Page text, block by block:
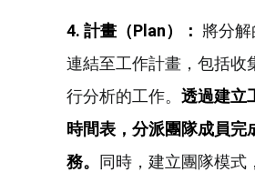
4. 計畫（Plan）： 將分
連結至工作計畫，包括收
行分析的工作。 透過建立
時間表，分派團隊成員完
務。 同時，建立團隊模式